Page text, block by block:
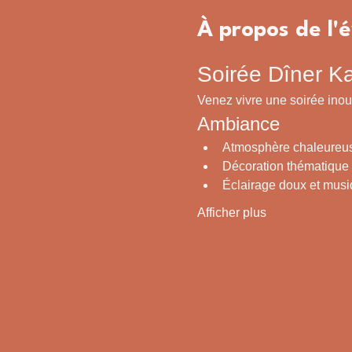
À propos de
Soirée Dîner
Venez vivre une soirée
Ambiance
Atmosphère
Décoration
Éclairage doux et
Afficher plus